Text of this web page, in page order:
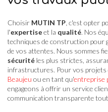
Choisir MUTIN TP , c'est opter
l'expertiseet la qualité. Nos
techniques de construction pour
de vos attentes. Nous sommes
sécurité les plus strictes,
infrastructures. Pour vos projets
Beaujeu ou en tant qu'entreprise
engageons à offrir un service
communication transparente